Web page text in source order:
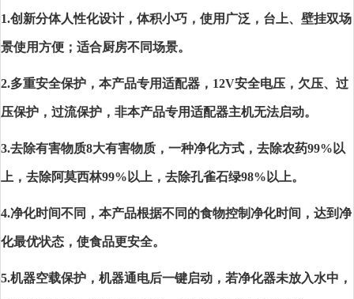
1.创新分体人性化设计，体积小巧，使用广泛，台上、壁挂双场
景使用方便；适合厨房不同场景。
2.多重安全保护，本产品专用适配器，12V安全电压，欠压、过
压保护，过流保护，非本产品专用适配器主机无法启动。
3.去除有害物质8大有害物质，一种净化方式，去除农药99%以
上，去除阿莫西林99%以上，去除孔雀石绿98%以上。
4.净化时间不同，本产品根据不同的食物控制净化时间，达到净
化最优状态，使食品更安全。
5.机器空载保护，机器通电后一键启动，若净化器未放入水中，